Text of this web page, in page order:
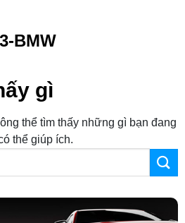
3-BMW
gì
thể tìm thấy những gì bạn đang
thể giúp ích.